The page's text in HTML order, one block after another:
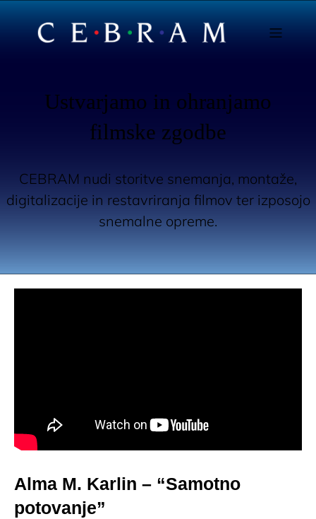
Ustvarjamo in ohranjamo
filmske zgodbe
CEBRAM nudi storitve snemanja, montaže,
digitalizacije in restavriranja filmov ter izposojo
snemalne opreme.
Alma M. Karlin – “Samotno
potovanje”